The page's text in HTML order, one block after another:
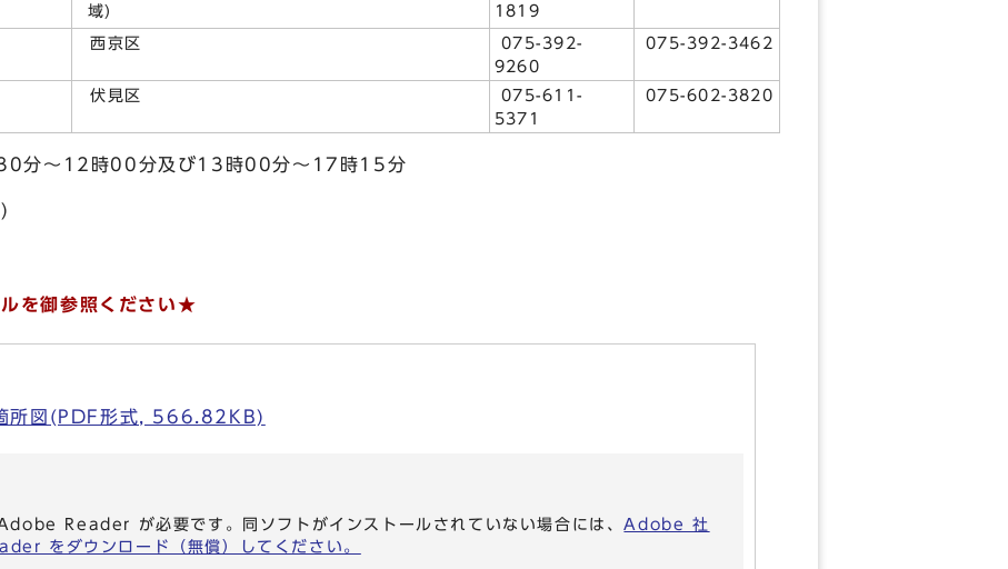
域)
1819
西京区
075-392-
9260
075-392-3462
伏見区
075-611-
5371
075-602-3820
30分～12時00分及び13時00分～17時15分
を御参照ください★
所図(PDF形式, 566.82KB)
Reader が必要です。同ソフトがインストールされていない場合には、Adobe 社
をダウンロード（無償）してください。